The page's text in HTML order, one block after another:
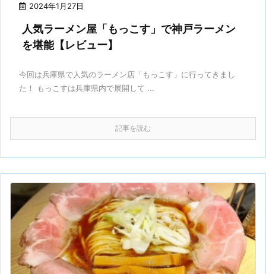
2024年1月27日
人気ラーメン屋「もっこす」で神戸ラーメン
を堪能【レビュー】
今回は兵庫県で人気のラーメン店「もっこす」に行ってきまし
た！ もっこすは兵庫県内で展開して ...
記事を読む